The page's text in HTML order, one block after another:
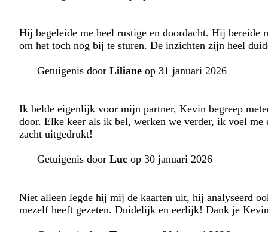
Hij begeleide me heel rustige en doordacht. Hij bereide
om het toch nog bij te sturen. De inzichten zijn heel
Getuigenis door Liliane op 31 januari 2026
Ik belde eigenlijk voor mijn partner, Kevin begreep
door. Elke keer als ik bel, werken we verder, ik voel me
zacht uitgedrukt!
Getuigenis door Luc op 30 januari 2026
Niet alleen legde hij mij de kaarten uit, hij analyseerd
mezelf heeft gezeten. Duidelijk en eerlijk! Dank je